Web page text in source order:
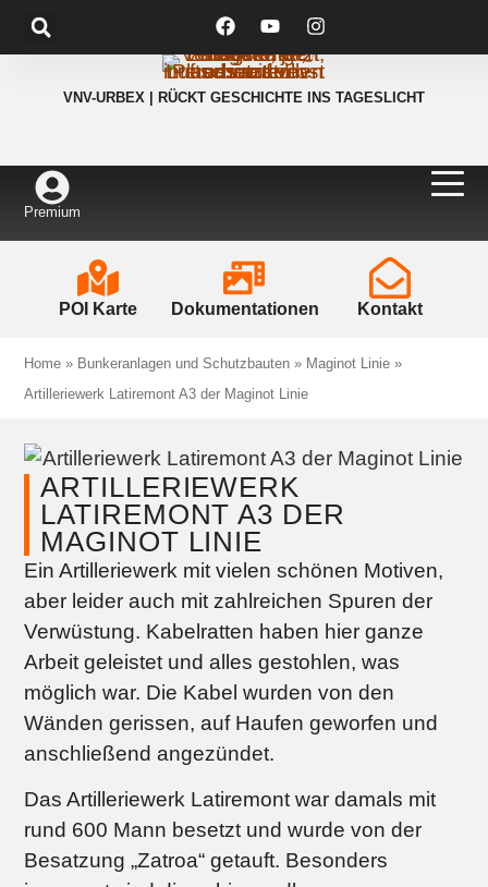
VNV-URBEX | RÜCKT GESCHICHTE INS TAGESLICHT
Premium
POI Karte Dokumentationen Kontakt
Home » Bunkeranlagen und Schutzbauten » Maginot Linie »
Artilleriewerk Latiremont A3 der Maginot Linie
ARTILLERIEWERK
LATIREMONT A3 DER
MAGINOT LINIE
Ein Artilleriewerk mit vielen schönen Motiven,
aber leider auch mit zahlreichen Spuren der
Verwüstung. Kabelratten haben hier ganze
Arbeit geleistet und alles gestohlen, was
möglich war. Die Kabel wurden von den
Wänden gerissen, auf Haufen geworfen und
anschließend angezündet.
Das Artilleriewerk Latiremont war damals mit
rund 600 Mann besetzt und wurde von der
Besatzung „Zatroa“ getauft. Besonders